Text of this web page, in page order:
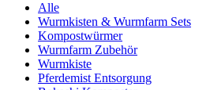
Alle
Wurmkisten & Wurmfarm Sets
Kompostwürmer
Wurmfarm Zubehör
Wurmkiste
Pferdemist Entsorgung